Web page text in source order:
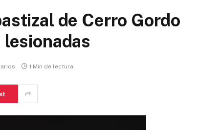
de Cerro Gordo
1 Min de lectura